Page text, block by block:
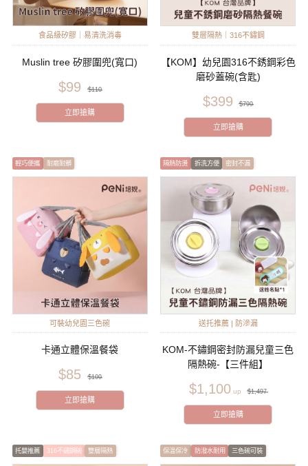
食品級矽膠｜易清洗消毒
Muslin tree 矽膠圍兜(寬口)
$99 $110
立即搶購
雙層隔熱｜316不鏽鋼
【KOM】幼兒園316不銹鋼彩色
磨砂蓋碗(含匙)
$399 $799
立即搶購
輕巧便攜 耐磨耐髒
可裝幼兒園三色碗
卡通立體保溫餐袋
$85 $109
立即搶購
隔熱防燙 拆洗方便 密封不漏
送托推薦 | 防滲漏
KOM-不鏽鋼密封防漏兒童三色
隔熱碗-【三件組】
$1,100 $1,497
立即搶購
托嬰推薦 316不鏽鋼碗 雙層隔熱 保溫保冷 防潑水耐用 三色碗可裝